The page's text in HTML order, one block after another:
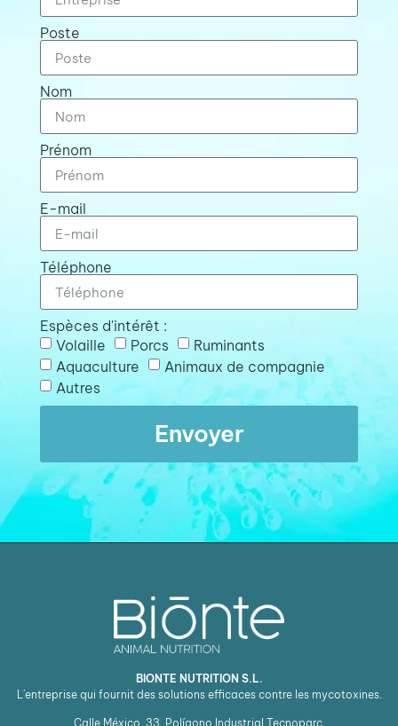
Poste
Nom
Prénom
E-mail
Téléphone
Espèces d'intérêt :
Volaille
Porcs
Ruminants
Aquaculture
Animaux de compagnie
Autres
Envoyer
BIONTE NUTRITION S.L.
L'entreprise qui fournit des solutions efficaces contre les mycotoxines.
Calle México, 33. Polígono Industrial Tecnoparc.